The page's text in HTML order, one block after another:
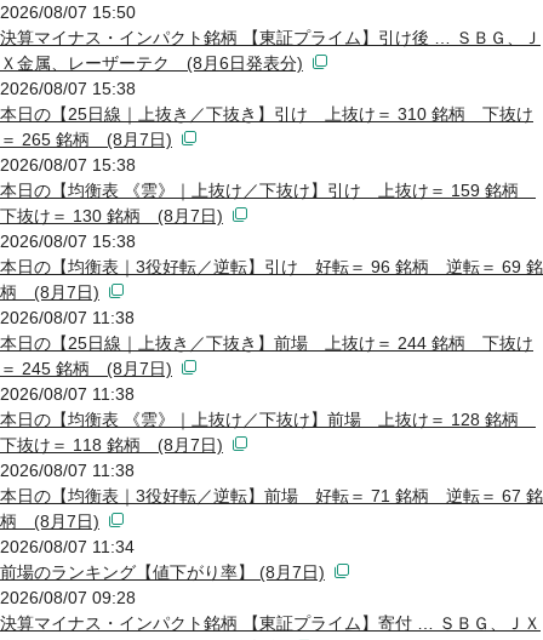
2026/08/07 15:50
決算マイナス・インパクト銘柄 【東証プライム】引け後 … ＳＢＧ、Ｊ
Ｘ金属、レーザーテク (8月6日発表分)
2026/08/07 15:38
本日の【25日線｜上抜き／下抜き】引け 上抜け＝ 310 銘柄 下抜け
＝ 265 銘柄 (8月7日)
2026/08/07 15:38
本日の【均衡表 《雲》｜上抜け／下抜け】引け 上抜け＝ 159 銘柄
下抜け＝ 130 銘柄 (8月7日)
2026/08/07 15:38
本日の【均衡表｜3役好転／逆転】引け 好転＝ 96 銘柄 逆転＝ 69 銘
柄 (8月7日)
2026/08/07 11:38
本日の【25日線｜上抜き／下抜き】前場 上抜け＝ 244 銘柄 下抜け
＝ 245 銘柄 (8月7日)
2026/08/07 11:38
本日の【均衡表 《雲》｜上抜け／下抜け】前場 上抜け＝ 128 銘柄
下抜け＝ 118 銘柄 (8月7日)
2026/08/07 11:38
本日の【均衡表｜3役好転／逆転】前場 好転＝ 71 銘柄 逆転＝ 67 銘
柄 (8月7日)
2026/08/07 11:34
前場のランキング【値下がり率】 (8月7日)
2026/08/07 09:28
決算マイナス・インパクト銘柄 【東証プライム】寄付 … ＳＢＧ、ＪＸ